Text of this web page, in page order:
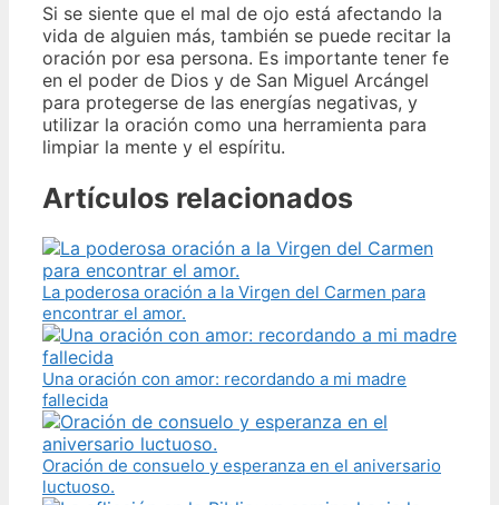
Si se siente que el mal de ojo está afectando la
vida de alguien más, también se puede recitar la
oración por esa persona. Es importante tener fe
en el poder de Dios y de San Miguel Arcángel
para protegerse de las energías negativas, y
utilizar la oración como una herramienta para
limpiar la mente y el espíritu.
Artículos relacionados
La poderosa oración a la Virgen del Carmen para
encontrar el amor.
Una oración con amor: recordando a mi madre
fallecida
Oración de consuelo y esperanza en el aniversario
luctuoso.